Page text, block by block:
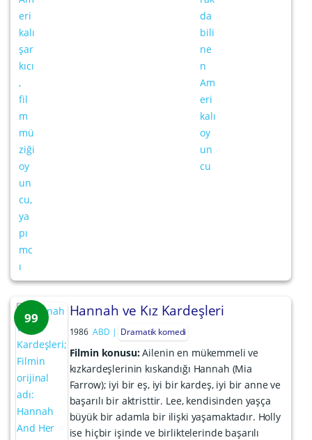
99 Hannah ve Kız Kardeşleri
1986 ABD Dramatik komedi
Filmin konusu:Ailenin en mükemmeli ve
kızkardeşlerinin kıskandığı Hannah (Mia
Farrow); iyi bir eş, iyi bir kardeş, iyi bir anne ve
başarılı bir aktristtir. Lee, kendisinden yaşça
büyük bir adamla bir ilişki yaşamaktadır. Holly
ise hiçbir işinde ve birliktelerinde başarılı